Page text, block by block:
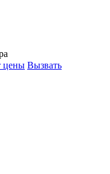
цены Вызвать